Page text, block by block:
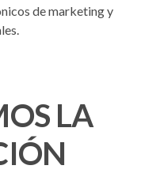
de marketing y
LA